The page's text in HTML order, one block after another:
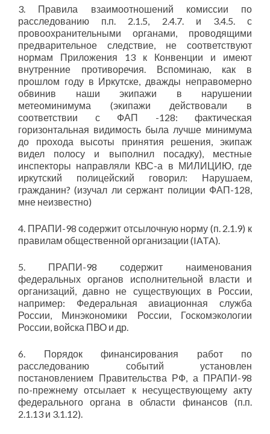
3. Правила взаимоотношений комиссии по
расследованию п.п. 2.1.5, 2.4.7. и 3.4.5. с
провоохранительными органами, проводящими
предварительное следствие, не соответствуют
нормам Приложения 13 к Конвенции и имеют
внутренние противоречия. Вспоминаю, как в
прошлом году в Иркутске, дважды неправомерно
обвинив наши экипажи в нарушении
метеоминимума (экипажи действовали в
соответствии с ФАП -128: фактическая
горизонтальная видимость была лучше минимума
до прохода высоты принятия решения, экипаж
видел полосу и выполнил посадку), местные
инспекторы направляли КВС-а в МИЛИЦИЮ, где
иркутский полицейский говорил: Нарушаем,
гражданин? (изучал ли сержант полиции ФАП-128,
мне неизвестно)
4. ПРАПИ-98 содержит отсылочную норму (п. 2.1.9) к
правилам общественной организации (IATA).
5. ПРАПИ-98 содержит наименования
федеральных органов исполнительной власти и
организаций, давно не существующих в России,
например: Федеральная авиационная служба
России, Минэкономики России, Госкомэкологии
России, войска ПВО и др.
6. Порядок финансирования работ по
расследованию событий установлен
постановлением Правительства РФ, а ПРАПИ-98
по-прежнему отсылает к несуществующему акту
федерального органа в области финансов (п.п.
2.1.13 и 3.1.12).